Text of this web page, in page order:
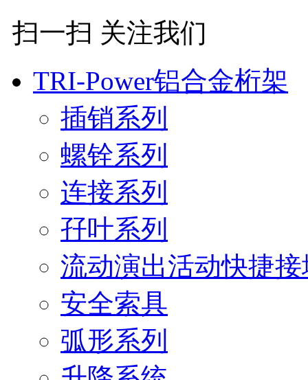
扫一扫 关注我们
TRI-Power铝合金桁架
插销系列
螺铨系列
连接系列
孖叶系列
流动演出活动快捷
安全索具
弧形系列